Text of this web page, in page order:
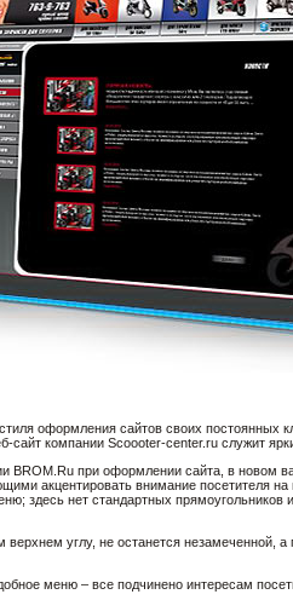
оформления сайтов своих постоянных
компании Scoooter-center.ru служит
BROM.Ru при оформлении сайта, в новом
акцентировать внимание посетителя
здесь нет стандартных прямоугольников
углу, не останется незамеченной, а
меню – все подчинено интересам